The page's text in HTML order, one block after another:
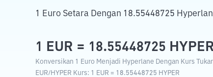
1 Euro Setara Dengan 18.55448725
1 EUR = 18.55448725 HYPER
Konversikan 1 Euro Menjadi Hyperlane Dengan Kurs
EUR/HYPER Kurs: 1 EUR = 18.55448725 HYPER